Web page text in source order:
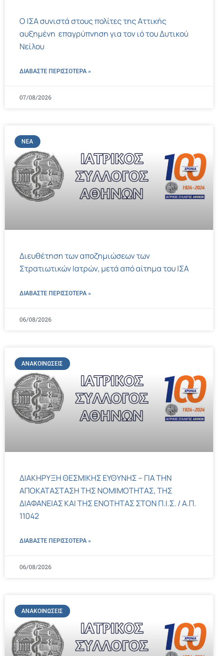
Ο ΙΣΑ συνιστά στους πολίτες της Αττικής
αυξημένη επαγρύπνηση για τον ιό του Δυτικού
Νείλου
ΔΙΑΒΑΣΤΕ ΠΕΡΙΣΣΌΤΕΡΑ »
07/08/2026
ΝΈΑ
Διευθέτηση των αποζημιώσεων των
Στρατιωτικών Ιατρών, μετά από αίτημα του ΙΣΑ
ΔΙΑΒΑΣΤΕ ΠΕΡΙΣΣΌΤΕΡΑ »
06/08/2026
ΑΝΑΚΟΙΝΏΣΕΙΣ
ΔΙΑΚΗΡΥΞΗ ΘΕΣΜΙΚΗΣ ΕΥΘΥΝΗΣ – ΓΙΑ ΤΗΝ
ΑΠΟΚΑΤΑΣΤΑΣΗ ΤΗΣ ΝΟΜΙΜΟΤΗΤΑΣ, ΤΗΣ
ΔΙΑΦΑΝΕΙΑΣ ΚΑΙ ΤΗΣ ΕΝΟΤΗΤΑΣ ΣΤΟΝ Π.Ι.Σ. / Α.Π.
11042
ΔΙΑΒΑΣΤΕ ΠΕΡΙΣΣΌΤΕΡΑ »
06/08/2026
ΑΝΑΚΟΙΝΏΣΕΙΣ